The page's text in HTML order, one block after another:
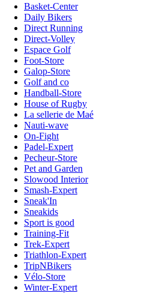
Basket-Center
Daily Bikers
Direct Running
Direct-Volley
Espace Golf
Foot-Store
Galop-Store
Golf and co
Handball-Store
House of Rugby
La sellerie de Maé
Nauti-wave
On-Fight
Padel-Expert
Pecheur-Store
Pet and Garden
Slowood Interior
Smash-Expert
Sneak'In
Sneakids
Sport is good
Training-Fit
Trek-Expert
Triathlon-Expert
TripNBikers
Vélo-Store
Winter-Expert